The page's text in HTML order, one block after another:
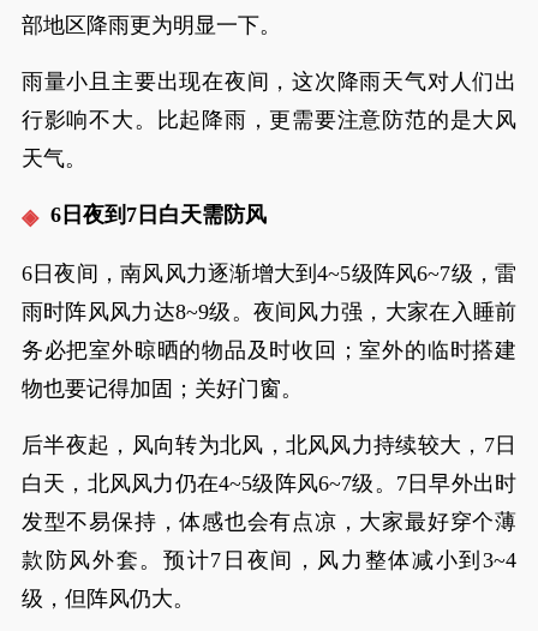
部地区降雨更为明显一下。
雨量小且主要出现在夜间，这次降雨天气对人们出
行影响不大。比起降雨，更需要注意防范的是大风
天气。
6日夜到7日白天需防风
6日夜间，南风风力逐渐增大到4~5级阵风6~7级，雷
雨时阵风风力达8~9级。夜间风力强，大家在入睡前
务必把室外晾晒的物品及时收回；室外的临时搭建
物也要记得加固；关好门窗。
后半夜起，风向转为北风，北风风力持续较大，7日
白天，北风风力仍在4~5级阵风6~7级。7日早外出时
发型不易保持，体感也会有点凉，大家最好穿个薄
款防风外套。预计7日夜间，风力整体减小到3~4
级，但阵风仍大。